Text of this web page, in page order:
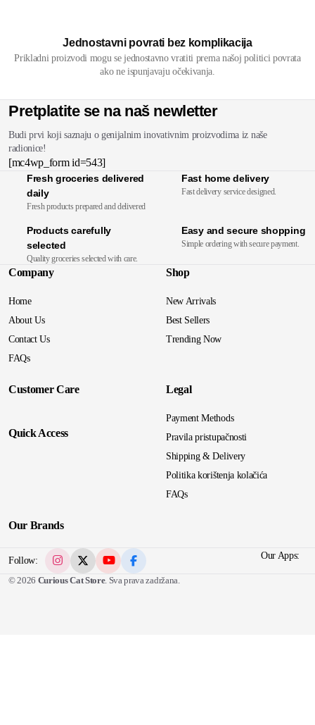
Jednostavni povrati bez komplikacija
Prikladni proizvodi mogu se jednostavno vratiti prema našoj politici povrata
ako ne ispunjavaju očekivanja.
Pretplatite se na naš newletter
Budi prvi koji saznaju o genijalnim inovativnim proizvodima iz naše
radionice!
[mc4wp_form id=543]
Fresh groceries delivered
daily
Fresh products prepared and delivered
Fast home delivery
Fast delivery service designed.
Products carefully
selected
Quality groceries selected with care.
Easy and secure shopping
Simple ordering with secure payment.
Company
Home
About Us
Contact Us
FAQs
Shop
New Arrivals
Best Sellers
Trending Now
Customer Care
Quick Access
Legal
Payment Methods
Pravila pristupačnosti
Shipping & Delivery
Politika korištenja kolačića
FAQs
Our Brands
Follow: Our Apps:
© 2026 Curious Cat Store. Sva prava zadržana.